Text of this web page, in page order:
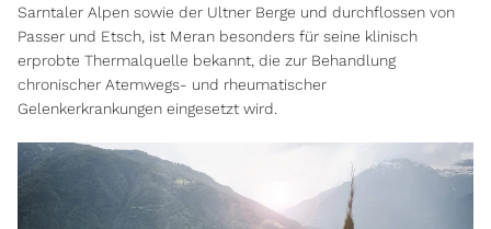
Sarntaler Alpen sowie der Ultner Berge und durchflossen von
Passer und Etsch, ist Meran besonders für seine klinisch
erprobte Thermalquelle bekannt, die zur Behandlung
chronischer Atemwegs- und rheumatischer
Gelenkerkrankungen eingesetzt wird.